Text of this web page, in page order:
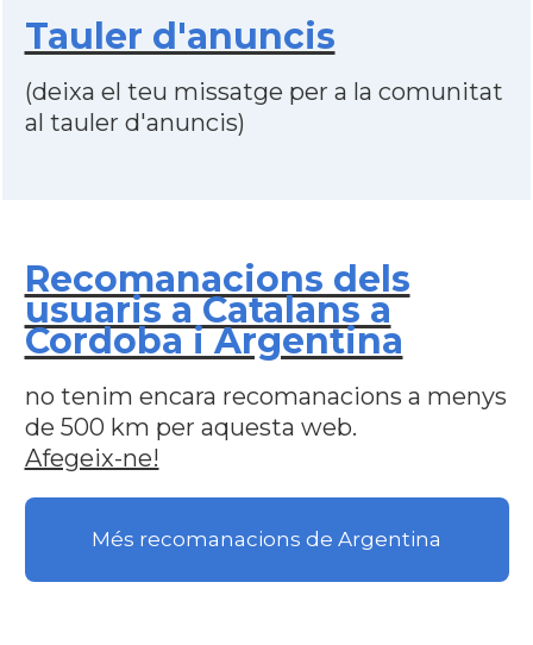
Tauler d'anuncis
(deixa el teu missatge per a la comunitat
al tauler d'anuncis)
Recomanacions dels
usuaris a Catalans a
Cordoba i Argentina
no tenim encara recomanacions a menys
de 500 km per aquesta web.
Afegeix-ne!
Més recomanacions de Argentina